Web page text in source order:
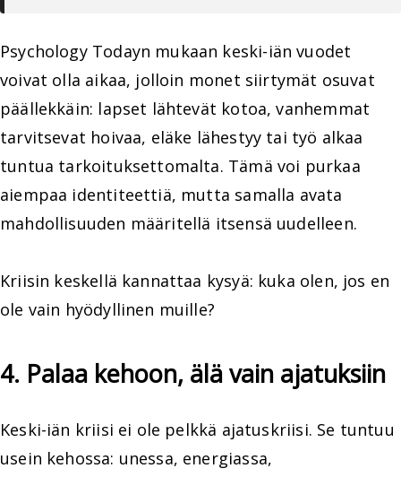
Psychology Todayn mukaan keski-iän vuodet
voivat olla aikaa, jolloin monet siirtymät osuvat
päällekkäin: lapset lähtevät kotoa, vanhemmat
tarvitsevat hoivaa, eläke lähestyy tai työ alkaa
tuntua tarkoituksettomalta. Tämä voi purkaa
aiempaa identiteettiä, mutta samalla avata
mahdollisuuden määritellä itsensä uudelleen.
Kriisin keskellä kannattaa kysyä: kuka olen, jos en
ole vain hyödyllinen muille?
4. Palaa kehoon, älä vain ajatuksiin
Keski-iän kriisi ei ole pelkkä ajatuskriisi. Se tuntuu
usein kehossa: unessa, energiassa,